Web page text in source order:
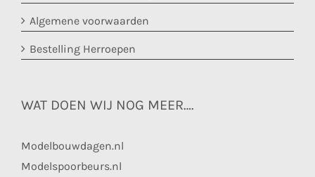
Algemene voorwaarden
Bestelling Herroepen
WAT DOEN WIJ NOG MEER….
Modelbouwdagen.nl
Modelspoorbeurs.nl